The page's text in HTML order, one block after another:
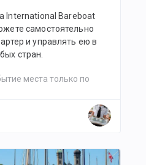
International Bareboat
самостоятельно
и управлять ею в
стран.
места только по